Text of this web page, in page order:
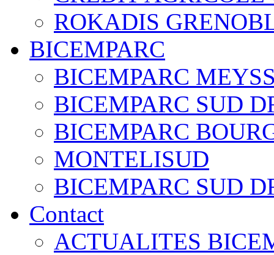
ROKADIS
BICEMPARC
BICEMPARC
BICEMPARC SUD
BICEMPARC
MONTELISUD
BICEMPARC SUD
Contact
ACTUALITES